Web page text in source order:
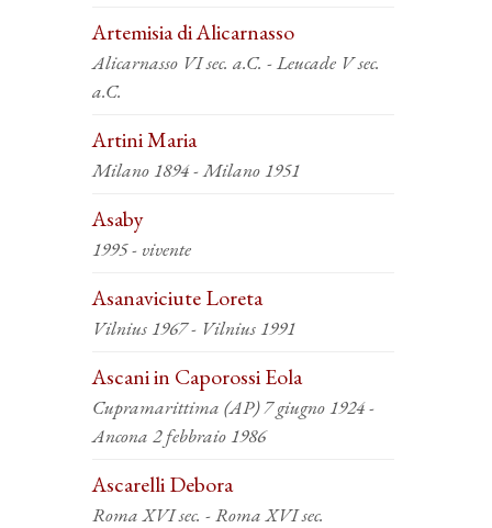
Artemisia di Alicarnasso
Alicarnasso VI sec. a.C. - Leucade V sec.
a.C.
Artini Maria
Milano 1894 - Milano 1951
Asaby
1995 - vivente
Asanaviciute Loreta
Vilnius 1967 - Vilnius 1991
Ascani in Caporossi Eola
Cupramarittima (AP) 7 giugno 1924 -
Ancona 2 febbraio 1986
Ascarelli Debora
Roma XVI sec. - Roma XVI sec.